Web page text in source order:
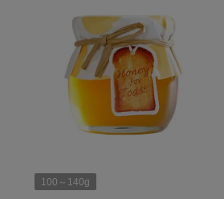
100～140g